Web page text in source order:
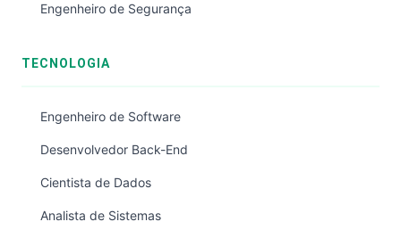
Engenheiro de Segurança
TECNOLOGIA
Engenheiro de Software
Desenvolvedor Back-End
Cientista de Dados
Analista de Sistemas